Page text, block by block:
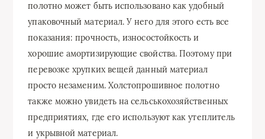
полотно может быть использовано как удобный
упаковочный материал. У него для этого есть все
показания: прочность, износостойкость и
хорошие амортизирующие свойства. Поэтому при
перевозке хрупких вещей данный материал
просто незаменим. Холстопрошивное полотно
также можно увидеть на сельськохозяйственных
предприятиях, где его используют как утеплитель
и укрывной материал.